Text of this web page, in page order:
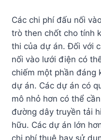
Các chi phí đấu nối
trò then chốt cho tính
thi của dự án. Đối với
nối vào lưới điện có
chiếm một phần đáng
dự án. Các dự án có
mô nhỏ hơn có thể
đường dây truyền tải
hữu. Các dự án lớn
chi phí thuê hay sử